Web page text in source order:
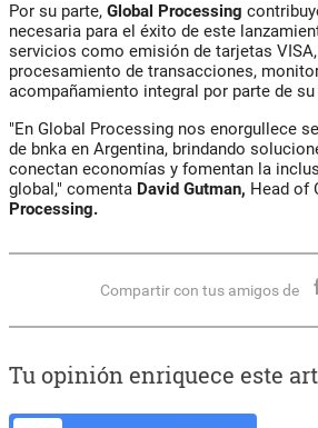
Por su parte, Global Processing
necesaria para el éxito de este
servicios como emisión de tarjetas
procesamiento de transacciones,
acompañamiento integral por parte de
"En Global Processing nos enorgullece
de bnka en Argentina, brindando
conectan economías y fomentan la
global," comenta David Gutman, Head of
Processing.
Compartir con tus amigos de
Tu opinión enriquece este